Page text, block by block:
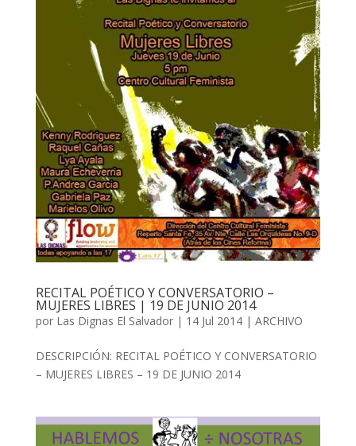
RECITAL POÉTICO Y CONVERSATORIO –
MUJERES LIBRES | 19 DE JUNIO 2014
por Las Dignas El Salvador| 14 Jul 2014| ARCHIVO
DESCRIPCIÓN: RECITAL POÉTICO Y CONVERSATORIO
– MUJERES LIBRES – 19 DE JUNIO 2014